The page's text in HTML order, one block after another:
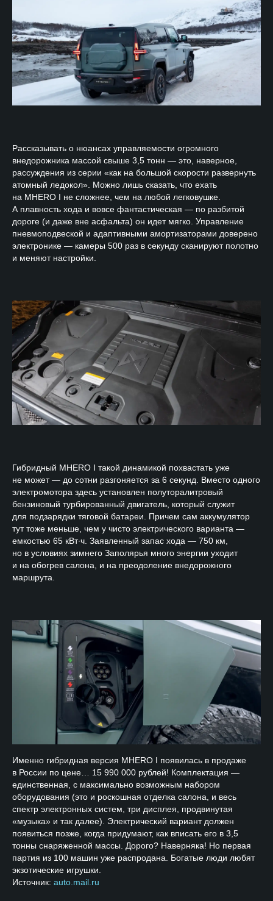
Рассказывать о нюансах управляемости огромного
внедорожника массой свыше 3,5 тонн — это, наверное,
рассуждения из серии «как на большой скорости развернуть
атомный ледокол». Можно лишь сказать, что ехать
на MHERO I не сложнее, чем на любой легковушке.
А плавность хода и вовсе фантастическая — по разбитой
дороге (и даже вне асфальта) он идет мягко. Управление
пневмоподвеской и адаптивными амортизаторами доверено
электронике — камеры 500 раз в секунду сканируют полотно
и меняют настройки.
Гибридный MHERO I такой динамикой похвастать уже
не может — до сотни разгоняется за 6 секунд. Вместо одного
электромотора здесь установлен полуторалитровый
бензиновый турбированный двигатель, который служит
для подзарядки тяговой батареи. Причем сам аккумулятор
тут тоже меньше, чем у чисто электрического варианта —
емкостью 65 кВт∙ч. Заявленный запас хода — 750 км,
но в условиях зимнего Заполярья много энергии уходит
и на обогрев салона, и на преодоление внедорожного
маршрута.
Именно гибридная версия MHERO I появилась в продаже
в России по цене… 15 990 000 рублей! Комплектация —
единственная, с максимально возможным набором
оборудования (это и роскошная отделка салона, и весь
спектр электронных систем, три дисплея, продвинутая
«музыка» и так далее). Электрический вариант должен
появиться позже, когда придумают, как вписать его в 3,5
тонны снаряженной массы. Дорого? Наверняка! Но первая
партия из 100 машин уже распродана. Богатые люди любят
экзотические игрушки.
Источник: auto.mail.ru